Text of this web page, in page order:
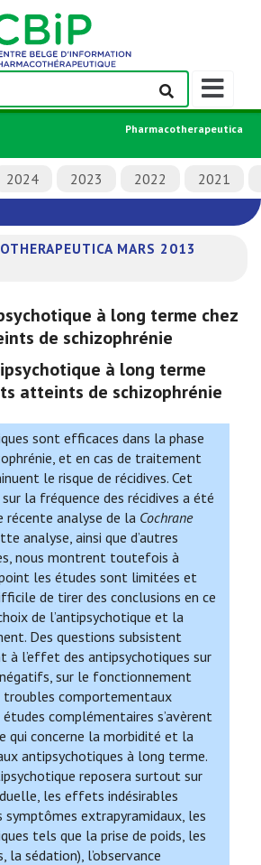
Afficher/
la
de
navigation
Pharmacotherapeutica
2024 2023 2022 2021
MARS 2013
à long terme chez
de schizophrénie
à long terme
atteints de schizophrénie
sont efficaces dans la phase
et en cas de traitement
le risque de récidives. Cet
la fréquence des récidives a été
récente analyse de la Cochrane
analyse, ainsi que d’autres
nous montrent toutefois à
les études sont limitées et
de tirer des conclusions en ce
de l’antipsychotique et la
Des questions subsistent
à l’effet des antipsychotiques sur
sur le fonctionnement
troubles comportementaux
complémentaires s’avèrent
qui concerne la morbidité et la
antipsychotiques à long terme.
reposera surtout sur
les effets indésirables
symptômes extrapyramidaux, les
tels que la prise de poids, les
la sédation), l’observance